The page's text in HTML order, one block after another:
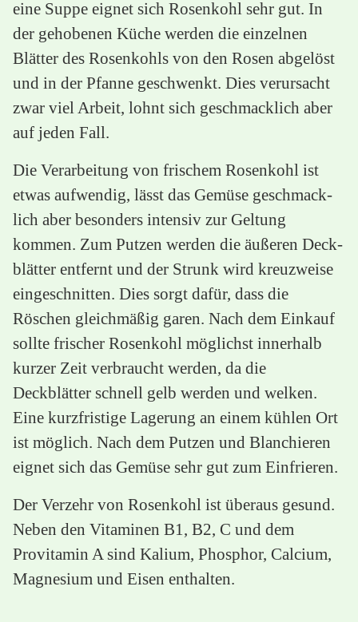
eine Suppe eignet sich Rosenkohl sehr gut. In
der gehobenen Küche werden die einzelnen
Blätter des Rosenkohls von den Rosen abgelöst
und in der Pfanne geschwenkt. Dies verursacht
zwar viel Arbeit, lohnt sich geschmacklich aber
auf jeden Fall.
Die Verarbeitung von frischem Rosenkohl ist
etwas aufwendig, lässt das Gemüse geschmack-
lich aber besonders intensiv zur Geltung
kommen. Zum Putzen werden die äußeren Deck-
blätter entfernt und der Strunk wird kreuzweise
eingeschnitten. Dies sorgt dafür, dass die
Röschen gleichmäßig garen. Nach dem Einkauf
sollte frischer Rosenkohl möglichst innerhalb
kurzer Zeit verbraucht werden, da die
Deckblätter schnell gelb werden und welken.
Eine kurzfristige Lagerung an einem kühlen Ort
ist möglich. Nach dem Putzen und Blanchieren
eignet sich das Gemüse sehr gut zum Einfrieren.
Der Verzehr von Rosenkohl ist überaus gesund.
Neben den Vitaminen B1, B2, C und dem
Provitamin A sind Kalium, Phosphor, Calcium,
Magnesium und Eisen enthalten.